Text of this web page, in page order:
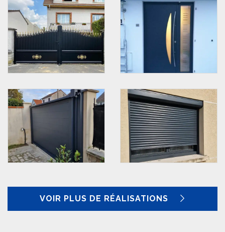
VOIR PLUS DE RÉALISATIONS